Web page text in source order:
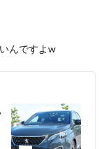
んですよw